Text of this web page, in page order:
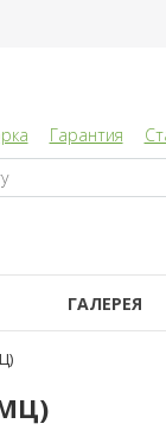
Гарантия
ГАЛЕРЕЯ